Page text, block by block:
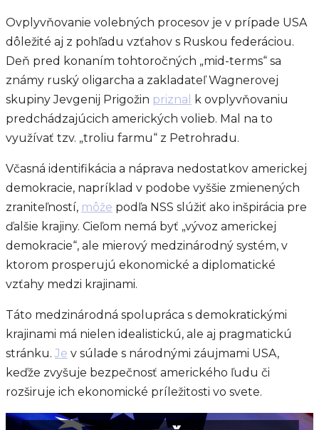
Ovplyvňovanie volebných procesov je v prípade USA
dôležité aj z pohľadu vzťahov s Ruskou federáciou.
Deň pred konaním tohtoročných „mid-terms“ sa
známy ruský oligarcha a zakladateľ Wagnerovej
skupiny Jevgenij Prigožin priznal
k ovplyvňovaniu
predchádzajúcich amerických volieb. Mal na to
využívať tzv. „troliu farmu“ z Petrohradu.
Včasná identifikácia a náprava nedostatkov americkej
demokracie, napríklad v podobe vyššie zmienených
zraniteľností, môže podľa NSS slúžiť ako inšpirácia pre
ďalšie krajiny. Cieľom nemá byť „vývoz americkej
demokracie“, ale mierový medzinárodný systém, v
ktorom prosperujú ekonomické a diplomatické
vzťahy medzi krajinami.
Táto medzinárodná spolupráca s demokratickými
krajinami má nielen idealistickú, ale aj pragmatickú
stránku. Je v súlade s národnými záujmami USA,
keďže zvyšuje bezpečnosť amerického ľudu či
rozširuje ich ekonomické príležitosti vo svete.